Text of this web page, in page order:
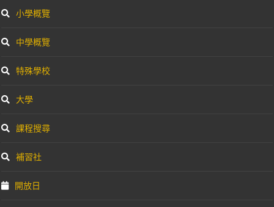
小學概覽
中學概覽
特殊學校
大學
課程搜尋
補習社
開放日